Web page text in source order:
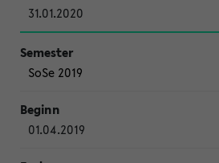
31.01.2020
SoSe 2019
01.04.2019